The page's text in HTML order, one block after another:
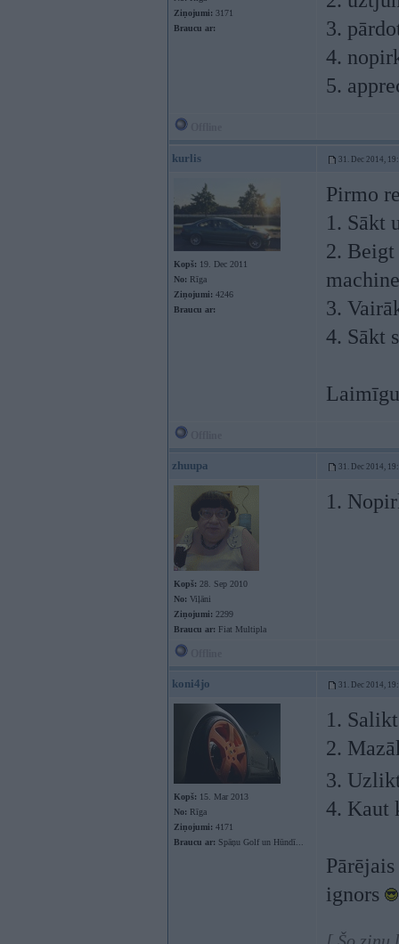
Ziņojumi: 3171
Braucu ar:
3.
4.
5.
kurlis 31. Dec 2014,
Kopš: 19. Dec 2011
No: Rīga
Ziņojumi: 4246
Braucu ar:
Pirmo
1. Sākt
2.
machine
3.
4. Sākt
zhuupa 31. Dec 2014,
Kopš: 28. Sep 2010
No: Viļāni
Ziņojumi: 2299
Braucu ar: Fiat Multipla
1.
koni4jo 31. Dec 2014,
Kopš: 15. Mar 2013
No: Rīga
Ziņojumi: 4171
Braucu ar: Spāņu Golf un Hūndī...
1.
2.
3.
4. Kaut
ignors